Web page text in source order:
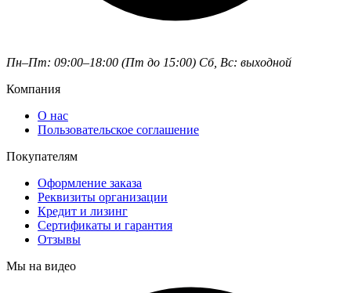
Пн–Пт: 09:00–18:00 (Пт до 15:00) Сб, Вс: выходной
Компания
О нас
Пользовательское соглашение
Покупателям
Оформление заказа
Реквизиты организации
Кредит и лизинг
Сертификаты и гарантия
Отзывы
Мы на видео